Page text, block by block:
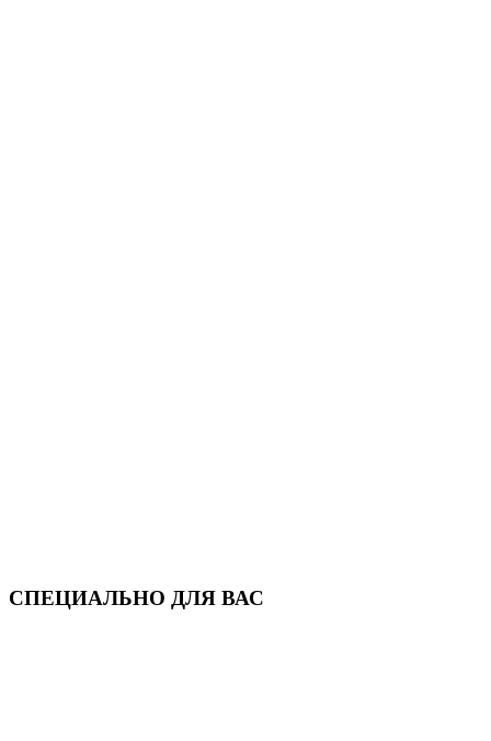
СПЕЦИАЛЬНО ДЛЯ ВАС